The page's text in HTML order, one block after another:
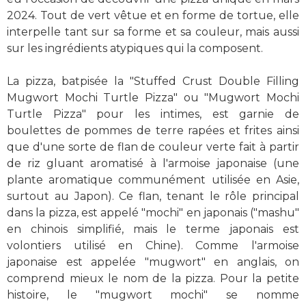
2024. Tout de vert vêtue et en forme de tortue, elle
interpelle tant sur sa forme et sa couleur, mais aussi
sur les ingrédients atypiques qui la composent.
La pizza, batpisée la "Stuffed Crust Double Filling
Mugwort Mochi Turtle Pizza" ou "Mugwort Mochi
Turtle Pizza" pour les intimes, est garnie de
boulettes de pommes de terre rapées et frites ainsi
que d'une sorte de flan de couleur verte fait à partir
de riz gluant aromatisé à l'armoise japonaise (une
plante aromatique communément utilisée en Asie,
surtout au Japon). Ce flan, tenant le rôle principal
dans la pizza, est appelé "mochi" en japonais ("mashu"
en chinois simplifié, mais le terme japonais est
volontiers utilisé en Chine). Comme l'armoise
japonaise est appelée "mugwort" en anglais, on
comprend mieux le nom de la pizza. Pour la petite
histoire, le "mugwort mochi" se nomme